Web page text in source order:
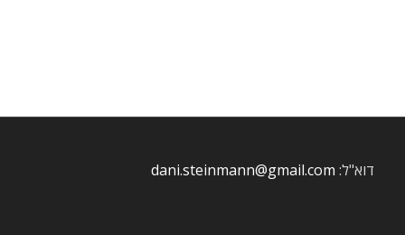
דוא"ל: dani.steinmann@gmail.com